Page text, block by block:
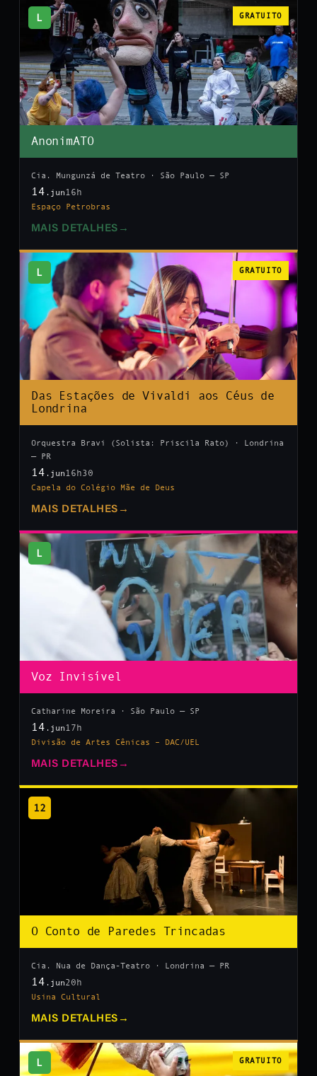
L GRATUITO
AnonimATO
Cia. Mungunzá de Teatro · São Paulo — SP
14 .jun 16h
Espaço Petrobras
MAIS DETALHES →
L GRATUITO
Das Estações de Vivaldi aos Céus de
Londrina
Orquestra Bravi (Solista: Priscila Rato) · Londrina
— PR
14 .jun 16h30
Capela do Colégio Mãe de Deus
MAIS DETALHES →
L
Voz Invisível
Catharine Moreira · São Paulo — SP
14 .jun 17h
Divisão de Artes Cênicas – DAC/UEL
MAIS DETALHES →
12
O Conto de Paredes Trincadas
Cia. Nua de Dança-Teatro · Londrina — PR
14 .jun20h
Usina Cultural
MAIS DETALHES →
L GRATUITO